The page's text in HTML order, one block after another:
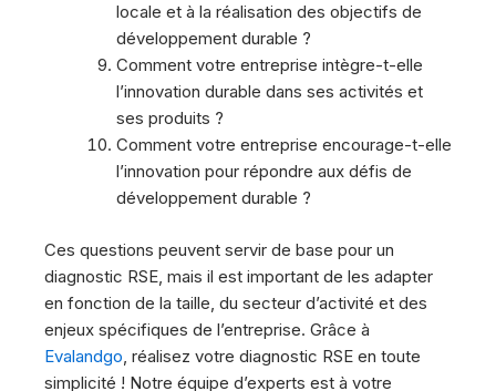
locale et à la réalisation des objectifs de
développement durable ?
Comment votre entreprise intègre-t-elle
l’innovation durable dans ses activités et
ses produits ?
Comment votre entreprise encourage-t-elle
l’innovation pour répondre aux défis de
développement durable ?
Ces questions peuvent servir de base pour un
diagnostic RSE, mais il est important de les adapter
en fonction de la taille, du secteur d’activité et des
enjeux spécifiques de l’entreprise. Grâce à
Evalandgo , réalisez votre diagnostic RSE en toute
simplicité ! Notre équipe d’experts est à votre